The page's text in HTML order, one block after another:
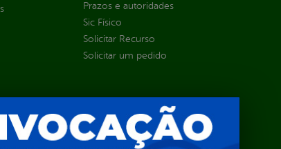
Prazos e autoridades
Sic Físico
Solicitar Recurso
Solicitar um pedido